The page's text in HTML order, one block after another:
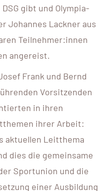
gibt und Olympia-
Johannes Lackner aus
Teilnehmer:innen
angereist.
Frank und Bernd
Vorsitzenden
in ihren
ihrer Arbeit:
aktuellen Leitthema
dies die gemeinsame
Sportunion und die
einer Ausbildung